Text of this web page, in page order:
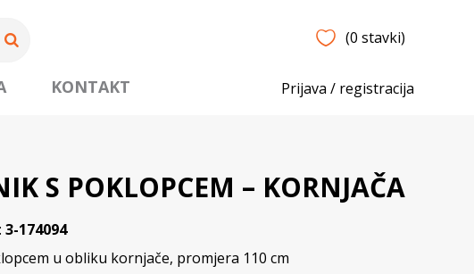
(0 stavki)
Prijava / registracija
KONTAKT
S POKLOPCEM – KORNJAČA
3-174094
u obliku kornjače, promjera 110 cm